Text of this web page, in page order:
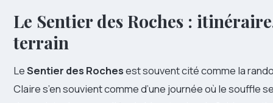
Le Sentier des Roches :
terrain
LeSentier des Rochesest souvent cité comme la
Claire s’en souvient comme d’une journée où le souffle